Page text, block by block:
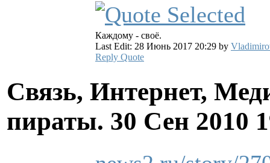
Каждому - своё.
Last Edit: 28 Июнь 2017 20:29 by
Reply Quote
Связь, Интернет,
пираты. 30 Сен 2010